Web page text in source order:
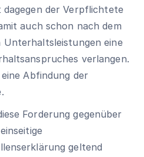
der Verpflichtete
auch schon nach dem
eine
verlangen.
Abfindung der
Forderung gegenüber
geltend